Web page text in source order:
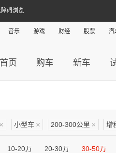
碍浏览
音乐 游戏 财经 股票 汽
首页 购车 新车
× 小型车 × 200-300公里 × 增
10-20万 20-30万 30-50万